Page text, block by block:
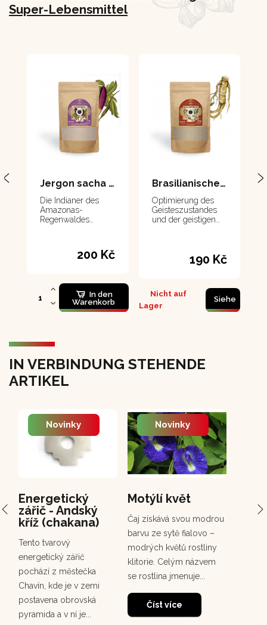
Super-Lebensmittel
Jergon sacha 111 g
Die Indianer des
Amazonas-
Regenwaldes
Gegenmittel bei
Schlangenbissen.
200 Kč
In den
Warenkorb
Brasilianischer Ginseng - suma 100 g
Optimierung des
Geisteszustandes
und der geistigen
verbessert das190 Kč
Nicht auf
Lager
Siehe
IN VERBINDUNG STEHENDE
ARTIKEL
Energetický
zářič - Andský
kříž (chakana)
Novinky
Tento tvarový
energetický zářič
pochází z městečka
Chavín, kde je v zemi
postavena obrovská
pyramida a v ní je...
Motýlí květ
Novinky
Čaj získává svou modrou
barvu ze sytě fialovo –
modrých květů rostliny
klitorie. Celým názvem
se rostlina jmenuje...
Číst více